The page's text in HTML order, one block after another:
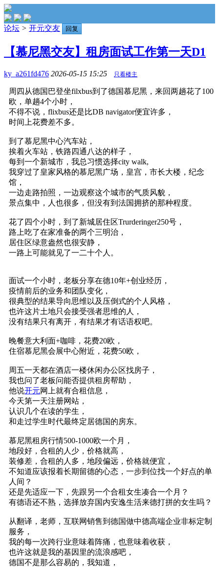
论坛 > 开元交友 回复
【慕尼黑交友】租房面试工作第一天D1
ky_a261fd476 2026-05-15 15:25 只看楼主
周四从德国巴登坐filxbus到了德国慕尼黑，来回两趟花了100
欧，单趟4个小时，
不得不说，flixbus还是比DB navigator便宜许多，
时间上花费差不多。
到了慕尼黑中心汽车站，
挨着火车站，铁路四通八达的样子，
每到一个新城市，我总习惯选择city walk,
我穿过了皇家风格的慕尼黑广场，皇宫，市长大楼，纪念
馆，
一边走路拍照，一边观察这个城市的气质风貌，
景点集中，人也很多，但没有到法国拥挤的那种程度。
花了四个小时，到了新城居住区Trurderinger250号，
路上吃了在家准备的两个三明治，
居住区绿意盎然也很安静，
一路上可能就见了一二十个人。
面试一个小时，老板分享在德10年+创业经历，
疫情前后的业务和团队变化，
很典型的结果导向思维以及压倒式的个人风格，
也许这片土地只会接受强者思维的人，
没有结果只有离开，有结果才有话语权吧。
晚餐意大利面+咖啡，花费20欧，
住宿慕尼黑会展中心附近，花费50欧，
周五一天都在酒店一楼休闲办公区找房子，
我也问了老板问能否提供租房帮助，
他说开元网上就有合租信息，
今天第一天注册网站，
认识几个在读的学生，
和走过学生时代最终定居德国的房东。
慕尼黑租房行情500-1000欧一个月，
地段好，合租的人少，价格就高，
装修差，合租的人多，地段偏远，价格就便宜，
不知道应该报着长期留德的心态，一步到位找一个好点的单
人间？
还是先适应一下，先跟另一个合租女生凑合一个月？
有德语还不熟，选择放弃国内安逸生活来德打拼的女生吗？
从翻译，老师，互联网销售到德国做中德高端企业非标定制
服务，
我的每一次跨行业意味着阵痛，也意味着收获，
也许这就是我的基因里的流浪感吧，
德国不是那么容易的，我知道，